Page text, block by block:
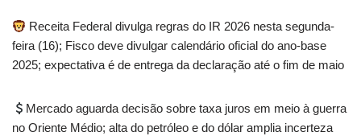
Receita Federal divulga regras do IR 2026 nesta segunda-
feira (16); Fisco deve divulgar calendário oficial do ano-base
2025; expectativa é de entrega da declaração até o fim de maio
Mercado aguarda decisão sobre taxa juros em meio à guerra
no Oriente Médio; alta do petróleo e do dólar amplia incerteza